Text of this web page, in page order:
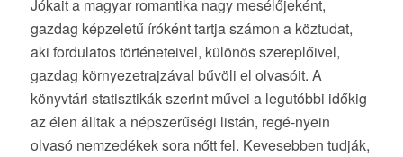
Jókait a magyar romantika nagy mesélőjeként,
gazdag képzeletű íróként tartja számon a köztudat,
aki fordulatos történeteivel, különös szereplőivel,
gazdag környezetrajzával bűvöli el olvasóit. A
könyvtári statisztikák szerint művei a legutóbbi időkig
az élen álltak a népszerűségi listán, regé-nyein
olvasó nemzedékek sora nőtt fel. Kevesebben tudják,